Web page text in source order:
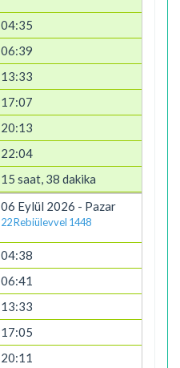
04:35
06:39
13:33
17:07
20:13
22:04
15 saat, 38 dakika
06 Eylül 2026 - Pazar
22 Rebiülevvel 1448
04:38
06:41
13:33
17:05
20:11